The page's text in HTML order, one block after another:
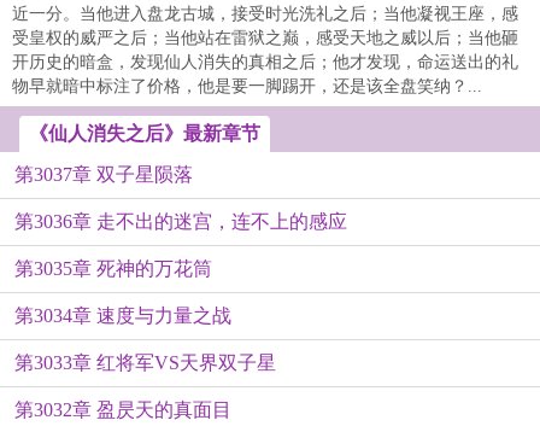
近一分。当他进入盘龙古城，接受时光洗礼之后；当他凝视王座，感
受皇权的威严之后；当他站在雷狱之巅，感受天地之威以后；当他砸
开历史的暗盒，发现仙人消失的真相之后；他才发现，命运送出的礼
物早就暗中标注了价格，他是要一脚踢开，还是该全盘笑纳？...
《仙人消失之后》最新章节
第3037章 双子星陨落
第3036章 走不出的迷宫，连不上的感应
第3035章 死神的万花筒
第3034章 速度与力量之战
第3033章 红将军VS天界双子星
第3032章 盈昃天的真面目